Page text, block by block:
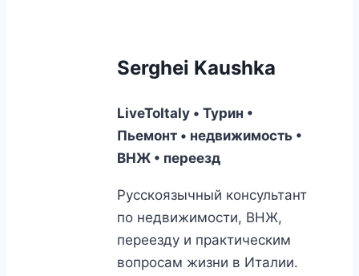
Serghei Kaushka
LiveToItaly • Турин •
Пьемонт • недвижимость •
ВНЖ • переезд
Русскоязычный консультант
по недвижимости, ВНЖ,
переезду и практическим
вопросам жизни в Италии.